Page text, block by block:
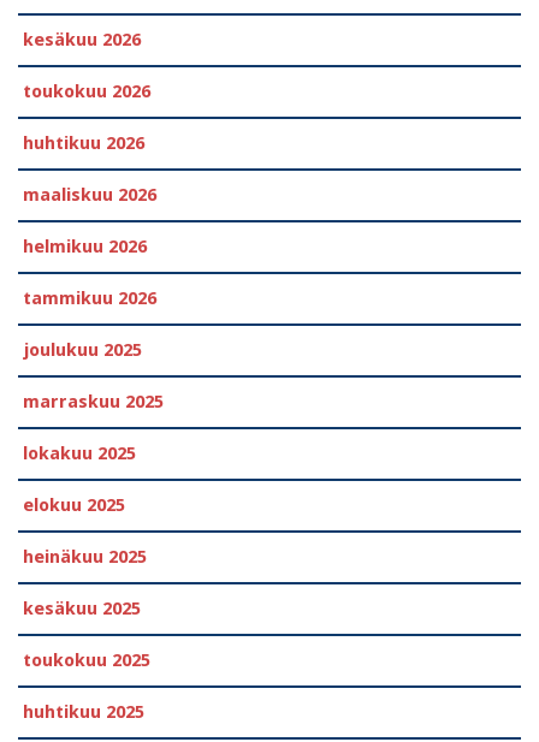
kesäkuu 2026
toukokuu 2026
huhtikuu 2026
maaliskuu 2026
helmikuu 2026
tammikuu 2026
joulukuu 2025
marraskuu 2025
lokakuu 2025
elokuu 2025
heinäkuu 2025
kesäkuu 2025
toukokuu 2025
huhtikuu 2025